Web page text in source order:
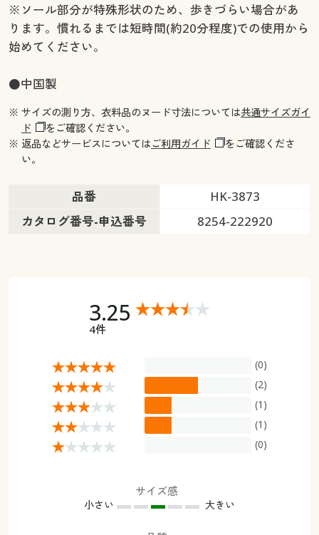
※ソール部分が特殊形状のため、歩きづらい場合があ
ります。慣れるまでは短時間(約20分程度)での使用から
始めてください。
●中国製
※ サイズの測り方、衣料品のヌード寸法については共通サイズガイ
ド
をご確認ください。
※ 返品などサービスについてはご利用ガイド
をご確認くださ
い。
品番
HK-3873
カタログ番号-申込番号
8254-222920
3.25
4件
(0)
(2)
(1)
(1)
(0)
サイズ感
小さい 大きい